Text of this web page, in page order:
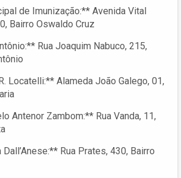
de Imunização:** Avenida Vital
Bairro Oswaldo Cruz
Rua Joaquim Nabuco, 215,
Locatelli:** Alameda João Galego, 01,
Antenor Zambom:** Rua Vanda, 11,
Rua Prates, 430, Bairro